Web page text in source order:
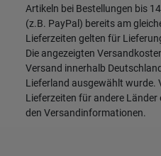
Artikeln bei Bestellungen bis
(z.B. PayPal) bereits am
Lieferzeiten gelten für
Die angezeigten
Versand innerhalb
Lieferland ausgewählt wurde.
Lieferzeiten für andere Länder
den Versandinformationen.